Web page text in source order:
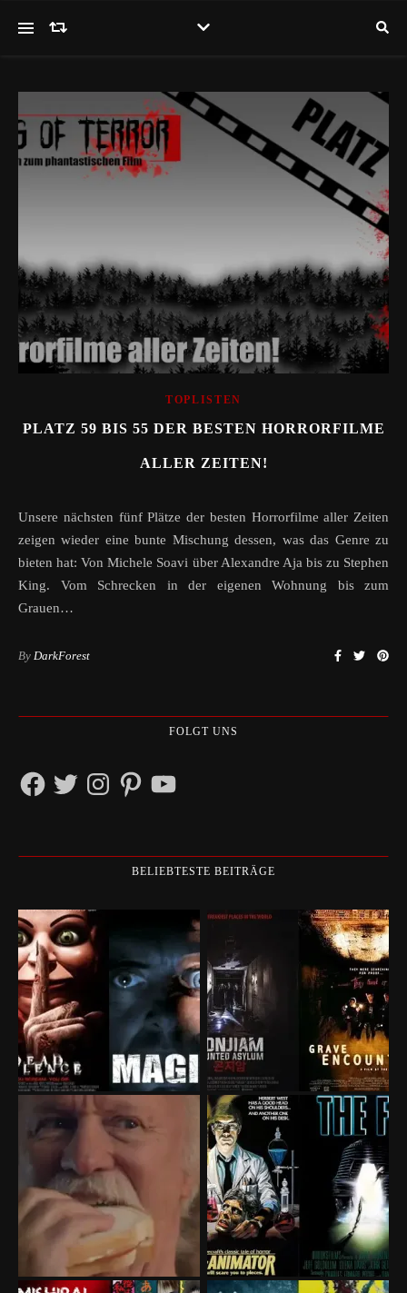
TOPLISTEN
PLATZ 59 BIS 55 DER BESTEN HORRORFILME
ALLER ZEITEN!
Unsere nächsten fünf Plätze der besten Horrorfilme aller Zeiten
zeigen wieder eine bunte Mischung dessen, was das Genre zu
bieten hat: Von Michele Soavi über Alexandre Aja bis zu Stephen
King. Vom Schrecken in der eigenen Wohnung bis zum
Grauen…
By DarkForest
FOLGT UNS
FacebookTwitterInstagramPinterestYouTube
BELIEBTESTE BEITRÄGE